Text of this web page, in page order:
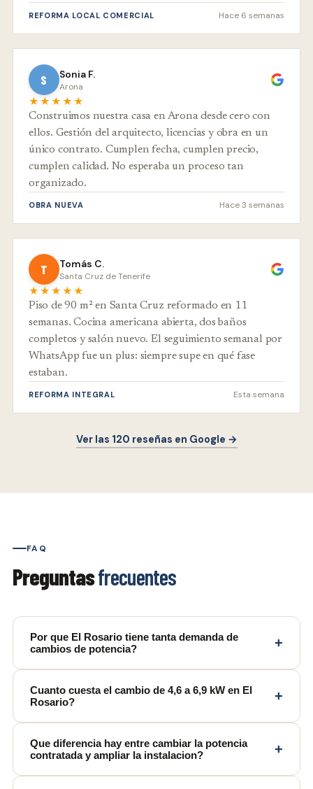
REFORMA LOCAL COMERCIAL Hace 6 semanas
S Sonia F.
Arona
★★★★★
Construimos nuestra casa en Arona desde cero con
ellos. Gestión del arquitecto, licencias y obra en un
único contrato. Cumplen fecha, cumplen precio,
cumplen calidad. No esperaba un proceso tan
organizado.
OBRA NUEVA Hace 3 semanas
T Tomás C.
Santa Cruz de Tenerife
★★★★★
Piso de 90 m² en Santa Cruz reformado en 11
semanas. Cocina americana abierta, dos baños
completos y salón nuevo. El seguimiento semanal por
WhatsApp fue un plus: siempre supe en qué fase
estaban.
REFORMA INTEGRAL Esta semana
Ver las 120 reseñas en Google →
FAQ
Preguntasfrecuentes
Por que El Rosario tiene tanta demanda de
cambios de potencia?
+
Cuanto cuesta el cambio de 4,6 a 6,9 kW en El
Rosario?
+
Que diferencia hay entre cambiar la potencia
contratada y ampliar la instalacion?
+